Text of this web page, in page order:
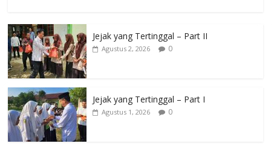
Jejak yang Tertinggal – Part II
Agustus 2, 2026 0
Jejak yang Tertinggal – Part I
Agustus 1, 2026 0